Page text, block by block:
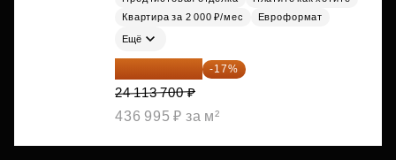
Квартира за 2 000 ₽/мес
Евроформат
Ещё
20 014 371 ₽ -17%
24 113 700 ₽
436 995 ₽ за м²